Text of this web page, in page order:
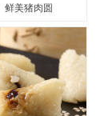
鲜美猪肉圆